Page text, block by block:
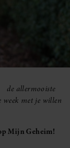
de allermooiste
week met je willen
Mijn Geheim!